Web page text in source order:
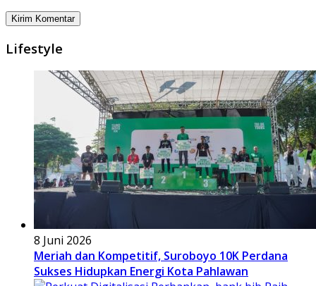
Lifestyle
8 Juni 2026
Meriah dan Kompetitif, Suroboyo 10K Perdana
Sukses Hidupkan Energi Kota Pahlawan